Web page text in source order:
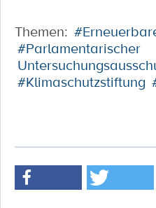
Themen:
#Parlamentarischer
#Klimaschutzstiftung